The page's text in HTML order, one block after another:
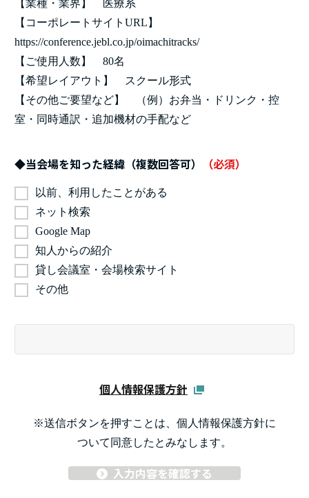
【業種・業界】 医療系
【コーポレートサイトURL】
https://conference.jebl.co.jp/oimachitracks/
【ご使用人数】 80名
【希望レイアウト】 スクール形式
【その他ご要望など】 （例）お弁当・ドリンク・控
室・同時通訳・追加機材の手配など
◆当会場を知った経緯（複数回答可） （必須）
以前、利用したことがある
ネット検索
Google Map
知人からの紹介
貸し会議室・会場検索サイト
その他
個人情報保護方針
※送信ボタンを押すことは、個人情報保護方針に
ついて同意したとみなします。
入力内容を確認する